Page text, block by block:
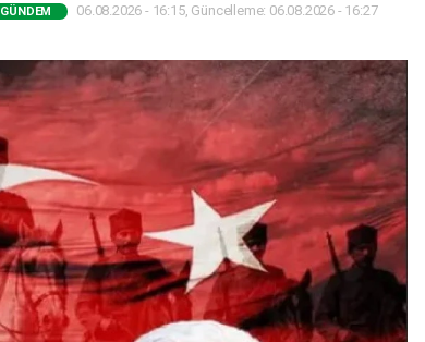
GÜNDEM 06.08.2026 - 16:15, Güncelleme: 06.08.2026 - 16:27